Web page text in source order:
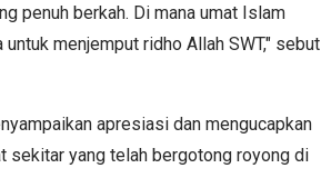
penuh berkah. Di mana umat Islam
menjemput ridho Allah SWT," sebut
apresiasi dan mengucapkan
sekitar yang telah bergotong royong di